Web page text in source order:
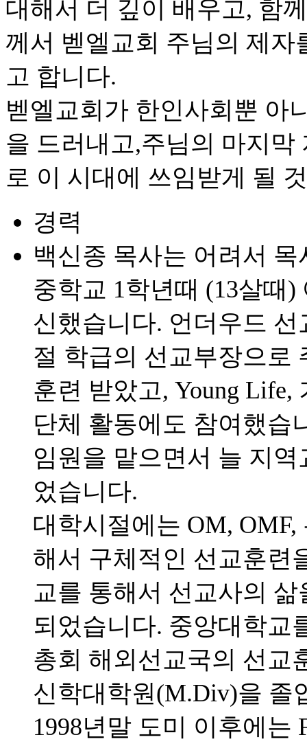
대해서 더 깊이 배우고, 함
께서 벧엘교회 주님의 제
고 합니다.
벧엘교회가 한인사회뿐 아
을 드러내고,주님의 마지
로 이 시대에 쓰임받게 될
경력
백신종 목사는 어려서
중학교 1학년때 (13살때
신했습니다. 언더우드
절 학급의 선교부장으로
훈련 받았고, Young
단체 활동에도 참여했습
임원을 맡으면서 늘 지
었습니다.
대학시절에는 OM,
해서 구체적인 선교훈련
교를 통해서 선교사의
되었습니다. 중앙대학교
총회 해외선교국의 선교
신학대학원(M.Div)을 졸
1998년말 도미 이후에는